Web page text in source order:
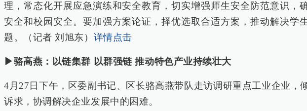
理，常态化开展应急演练和安全教育，切实增强师生安全防范意识，
安全和校园安全。要加强方案论证，择优选取合适方案，推动解决学
题。（记者 刘旭东） 详情点击
▶骆高燕：以链集群 以群强链 推动特色产业持续壮大
4月27日下午，区委副书记、区长骆高燕带队走访调研重点工业企业，
诉求，协调解决企业发展中的困难。